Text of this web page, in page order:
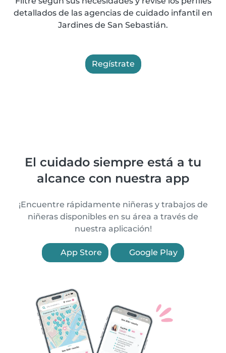
detallados de las agencias de cuidado infantil en
Jardines de San Sebastián.
Regístrate
El cuidado siempre está a tu
alcance con nuestra app
¡Encuentre rápidamente niñeras y trabajos de
niñeras disponibles en su área a través de
nuestra aplicación!
App Store Google Play